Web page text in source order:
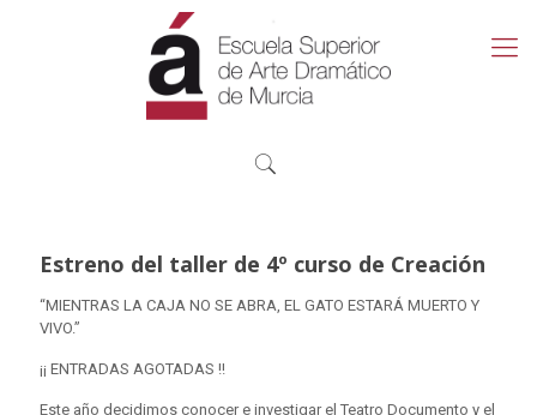
Estreno del taller de 4º curso de Creación
“MIENTRAS LA CAJA NO SE ABRA, EL GATO ESTARÁ MUERTO Y
VIVO.”
¡¡ ENTRADAS AGOTADAS !!
Este año decidimos conocer e investigar el Teatro Documento y el